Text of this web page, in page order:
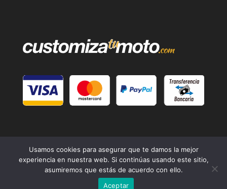
Cafe Racer Moto- Una página web del grupo
Usamos cookies para asegurar que te damos la mejor
experiencia en nuestra web. Si continúas usando este sitio,
asumiremos que estás de acuerdo con ello.
Aceptar